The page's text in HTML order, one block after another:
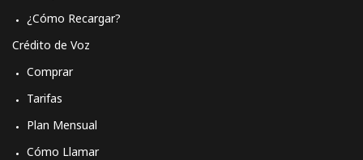
¿Cómo Recargar?
Crédito de Voz
Comprar
Tarifas
Plan Mensual
Cómo Llamar